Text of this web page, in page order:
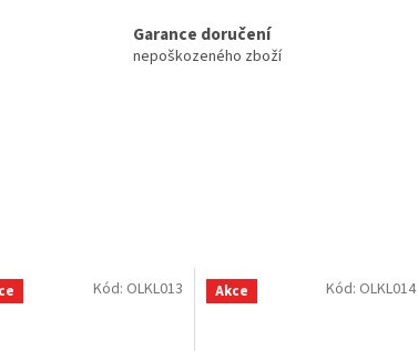
Garance doručení
nepoškozeného zboží
Kód: OLKL013 Akce Kód: OLKL014